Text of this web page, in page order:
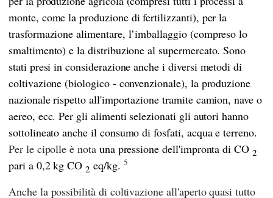
monte, come la produzione di fertilizzanti), per la
trasformazione alimentare, l’imballaggio (compreso lo
smaltimento) e la distribuzione al supermercato. Sono
stati presi in considerazione anche i diversi metodi di
coltivazione (biologico - convenzionale), la produzione
nazionale rispetto all'importazione tramite camion, nave o
aereo, ecc. Per gli alimenti selezionati gli autori hanno
sottolineato anche il consumo di fosfati, acqua e terreno.
Per le cipolle è nota una pressione dell'impronta di CO 2
pari a 0,2 kg CO 2 eq/kg. 5
Anche la possibilità di coltivazione all'aperto quasi tutto